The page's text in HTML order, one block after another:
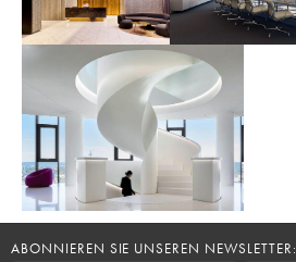
ABONNIEREN SIE UNSEREN NEWSLETTER: